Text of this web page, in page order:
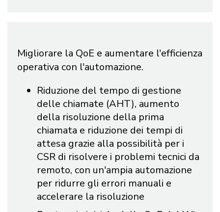
Migliorare la QoE e aumentare l'efficienza
operativa con l'automazione.
Riduzione del tempo di gestione
delle chiamate (AHT), aumento
della risoluzione della prima
chiamata e riduzione dei tempi di
attesa grazie alla possibilità per i
CSR di risolvere i problemi tecnici da
remoto, con un'ampia automazione
per ridurre gli errori manuali e
accelerare la risoluzione